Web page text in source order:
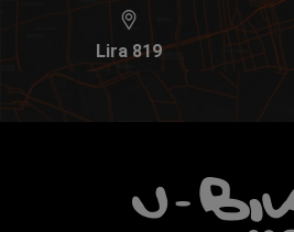
Lira 819